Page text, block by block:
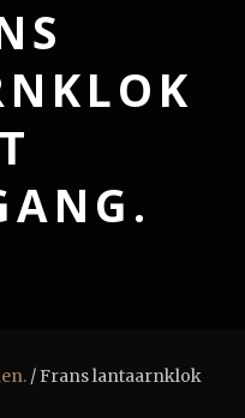
/ Frans lantaarnklok